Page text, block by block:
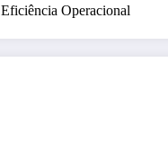
Eficiência Operacional